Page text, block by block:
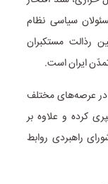
سیاسی نظام
رذالت مستکبران
ایران است.
در عرصه‌های مختلف
کرده و علاوه بر
راهبردی روابط